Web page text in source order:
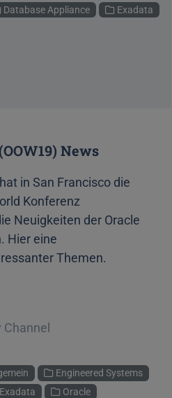
Database Appliance
Exadata
News
in San Francisco die
Konferenz
Neuigkeiten der Oracle
Hier eine
Themen.
Engineered Systems
Exadata
Oracle